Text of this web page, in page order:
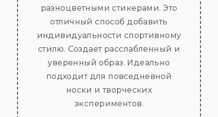
разноцветными стикерами. Это
отличный способ добавить
индивидуальности спортивному
стилю. Создает расслабленный и
уверенный образ. Идеально
подходит для повседневной
носки и творческих
экспериментов.